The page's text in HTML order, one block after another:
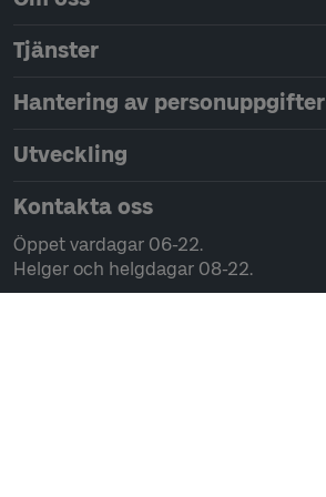
Tjänster
Hantering av personuppgifter
Utveckling
Kontakta oss
Öppet vardagar 06-22.
Helger och helgdagar 08-22.